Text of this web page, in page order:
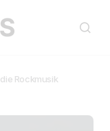
Rockmusik